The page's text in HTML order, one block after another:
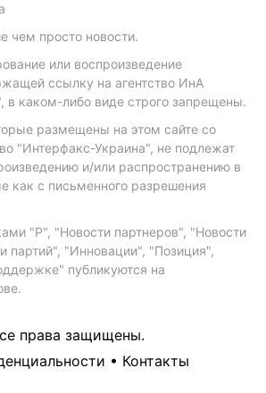
чем просто новости.
или воспроизведение
ссылку на агентство ИнА
в каком-либо виде строго запрещены.
размещены на этом сайте со
"Интерфакс-Украина", не подлежат
и/или распространению в
как с письменного разрешения
"Р", "Новости партнеров", "Новости
партий", "Инновации", "Позиция",
публикуются на
права защищены.
• Контакты